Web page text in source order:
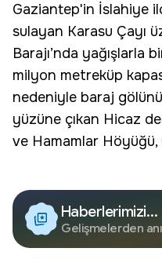
Gaziantep'in İslahiye
sulayan Karasu Çayı
Barajı’nda yağışlarla
milyon metreküp
nedeniyle baraj
yüzüne çıkan Hicaz
ve Hamamlar Höyüğü,
Haberlerimizi
Google'da
Edin
Gelişmelerden